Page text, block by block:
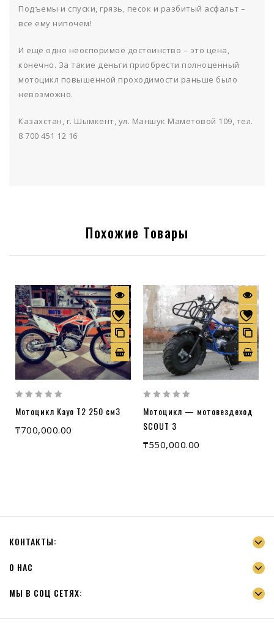
Подъемы и спуски, грязь, песок и разбитый асфальт –
все ему нипочем!
И еще одно неоспоримое достоинство – это цена,
конечно. За такие деньги приобрести полноценный
мотоцикл повышенной проходимости раньше было
невозможно.
Казахстан, г. Шымкент, ул. Маншук Маметовой 109, тел.
8 700 451 12 16
Похожие Товары
out
5
Мотоцикл Kayo T2 250 см3
₸700,000.00
out
of
5
Мотоцикл — мотовездеход
SCOUT 3
₸550,000.00
КОНТАКТЫ:
О НАС
МЫ В СОЦ СЕТЯХ: